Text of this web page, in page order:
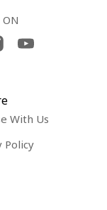
ON
With Us
Policy